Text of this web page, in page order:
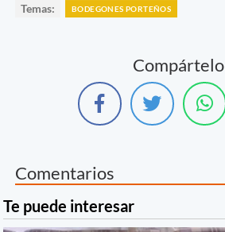
Temas: BODEGONES PORTEÑOS
Compártelo
Comentarios